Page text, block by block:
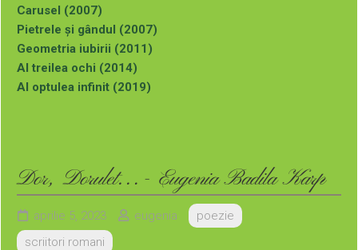
Carusel (2007)
Pietrele și gândul (2007)
Geometria iubirii (2011)
Al treilea ochi (2014)
Al optulea infinit (2019)
Puteți comanda aceste cărți (cu autograful autoarei) la
Dor, Dorulet…- Eugenia Badila Karp
aprilie 5, 2023 eugenia
poezie
scriitori romani